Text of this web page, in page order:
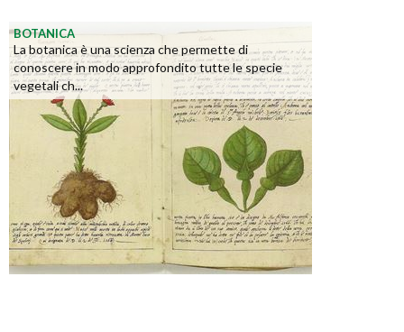
BOTANICA
La botanica è una scienza che permette di
conoscere in modo approfondito tutte le specie
vegetali ch...